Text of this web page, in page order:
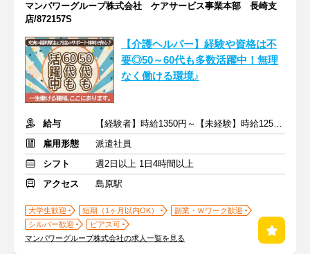
マンパワーグループ株式会社 ケアサービス事業本部 長崎支
店/872157S
【介護ヘルパー】経験や資格は不
要◎50～60代も多数活躍中！無理
なく働ける環境♪
給与
【経験者】時給1350円～【未経験】時給1250円～ ※交通費全額
雇用形態
派遣社員
シフト
週2日以上 1日4時間以上
アクセス
島原駅
大学生歓迎 短期（1ヶ月以内OK）
副業・Ｗワーク歓迎
シルバー歓迎
ピアス可
マンパワーグループ株式会社の求人一覧を見る